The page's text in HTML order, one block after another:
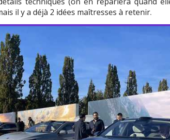
il y a déjà 2 idées maîtresses à retenir.